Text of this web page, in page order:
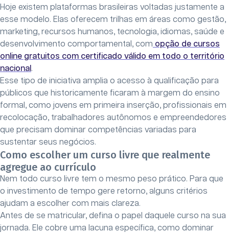
Hoje existem plataformas brasileiras voltadas justamente a
esse modelo. Elas oferecem trilhas em áreas como gestão,
marketing, recursos humanos, tecnologia, idiomas, saúde e
desenvolvimento comportamental, com opção de cursos
online gratuitos com certificado válido em todo o território
nacional .
Esse tipo de iniciativa amplia o acesso à qualificação para
públicos que historicamente ficaram à margem do ensino
formal, como jovens em primeira inserção, profissionais em
recolocação, trabalhadores autônomos e empreendedores
que precisam dominar competências variadas para
sustentar seus negócios.
Como escolher um curso livre que realmente
agregue ao currículo
Nem todo curso livre tem o mesmo peso prático. Para que
o investimento de tempo gere retorno, alguns critérios
ajudam a escolher com mais clareza.
Antes de se matricular, defina o papel daquele curso na sua
jornada. Ele cobre uma lacuna específica, como dominar